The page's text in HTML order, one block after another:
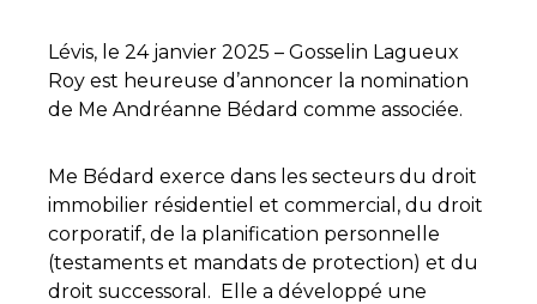
Lévis, le 24 janvier 2025 – Gosselin Lagueux
Roy est heureuse d’annoncer la nomination
de Me Andréanne Bédard comme associée.
Me Bédard exerce dans les secteurs du droit
immobilier résidentiel et commercial, du droit
corporatif, de la planification personnelle
(testaments et mandats de protection) et du
droit successoral. Elle a développé une